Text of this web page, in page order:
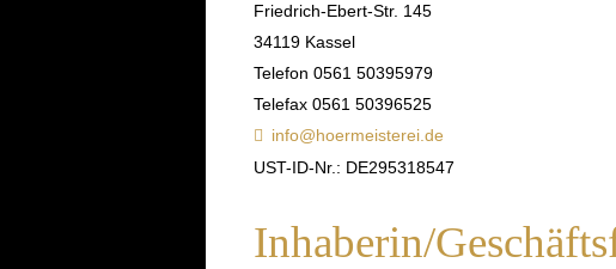
Friedrich-Ebert-Str. 145
34119 Kassel
Telefon 0561 50395979
Telefax 0561 50396525
info@hoermeisterei.de
UST-ID-Nr.: DE295318547
Inhaberin/